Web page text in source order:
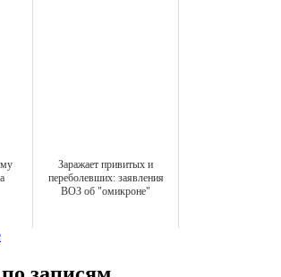
Заражает привитых и
переболевших: заявления
ВОЗ об "омикроне"